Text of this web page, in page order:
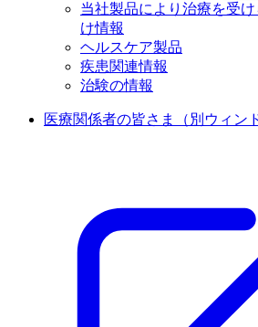
当社製品により治療を受
け情報
ヘルスケア製品
疾患関連情報
治験の情報
医療関係者の皆さま （別ウィン